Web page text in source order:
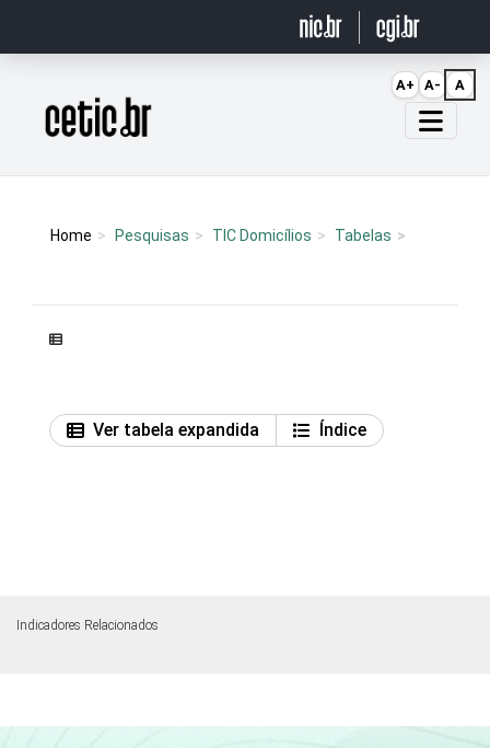
Página inicial
Home Pesquisas TIC Domicílios Tabelas
Ver tabela expandida Índice
Indicadores Relacionados
A+ A- A